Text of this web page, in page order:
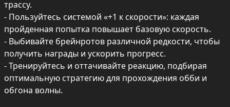
трассу.
- Пользуйтесь системой «+1 к скорости»: каждая
пройденная попытка повышает базовую скорость.
- Выбивайте брейнротов различной редкости, чтобы
получить награды и ускорить прогресс.
- Тренируйтесь и оттачивайте реакцию, подбирая
оптимальную стратегию для прохождения обби и
обгона волны.